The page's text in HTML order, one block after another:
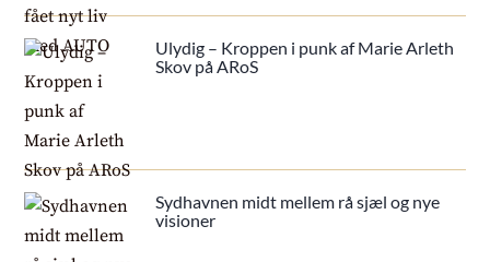
Ulydig – Kroppen i punk af Marie Arleth
Skov på ARoS
Sydhavnen midt mellem rå sjæl og nye
visioner